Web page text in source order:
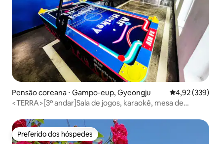
Pensão coreana ⋅ Gampo-eup, Gyeongju 4,92 de uma
4,92 (339)
<TERRA>[3º andar]Sala de jogos, karaokê, mesa de
Preferido dos hóspedes
Preferido dos hóspedes